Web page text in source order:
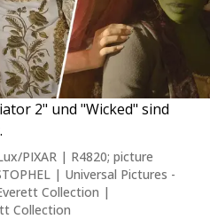
2" und "Wicked" sind
PIXAR | R4820; picture
| Universal Pictures -
Collection |
Collection